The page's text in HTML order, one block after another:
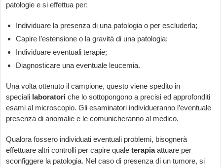
patologie e si effettua per:
Individuare la presenza di una patologia o per escluderla;
Capire l’estensione o la gravità di una patologia;
Individuare eventuali terapie;
Diagnosticare una eventuale leucemia.
Una volta ottenuto il campione, questo viene spedito in
speciali laboratori che lo sottopongono a precisi ed approfonditi
esami al microscopio. Gli esaminatori individueranno l’eventuale
presenza di anomalie e le comunicheranno al medico.
Qualora fossero individuati eventuali problemi, bisognerà
effettuare altri controlli per capire qualeterapiaattuare per
sconfiggere la patologia. Nel caso di presenza di un tumore, si